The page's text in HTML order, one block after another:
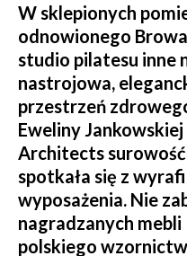
W sklepionych
odnowionego
studio pilatesu inne
nastrojowa,
przestrzeń
Eweliny
Architects
spotkała się z
wyposażenia. Nie
nagradzanych
polskiego